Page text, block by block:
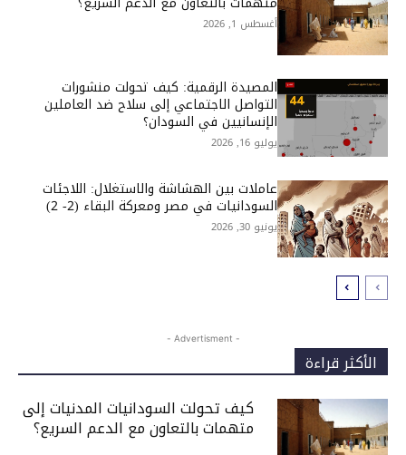
أغسطس 1, 2026
المصيدة الرقمية: كيف تحولت منشورات
التواصل الاجتماعي إلى سلاح ضد العاملين
الإنسانيين في السودان؟
يوليو 16, 2026
عاملات بين الهشاشة والاستغلال: اللاجئات
السودانيات في مصر ومعركة البقاء (2- 2)
يونيو 30, 2026
- Advertisment -
الأكثر قراءة
كيف تحولت السودانيات المدنيات إلى
متهمات بالتعاون مع الدعم السريع؟